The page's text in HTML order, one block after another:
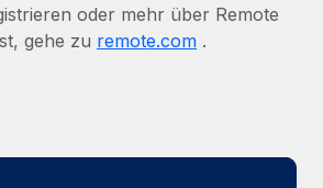
oder mehr über Remote
gehe zu remote.com .